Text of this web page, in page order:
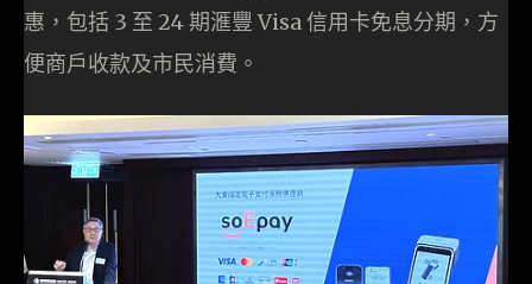
惠，包括 3 至 24 期滙豐 Visa 信用卡免息分期，方
便商戶收款及市民消費。